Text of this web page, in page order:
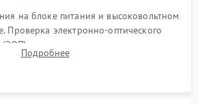
на блоке питания и высоковольтном
Проверка электронно-оптического
(ЭОП) на стенде на предмет эмиссии,
Диагностика микросхем цифровых
Подробнее